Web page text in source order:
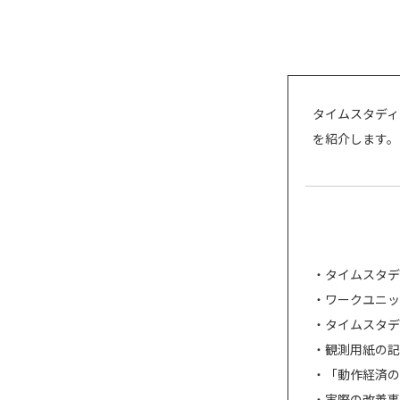
タイムスタデ
を紹介します。
タイムスタ
ワークユニ
タイムスタ
観測用紙の
「動作経済